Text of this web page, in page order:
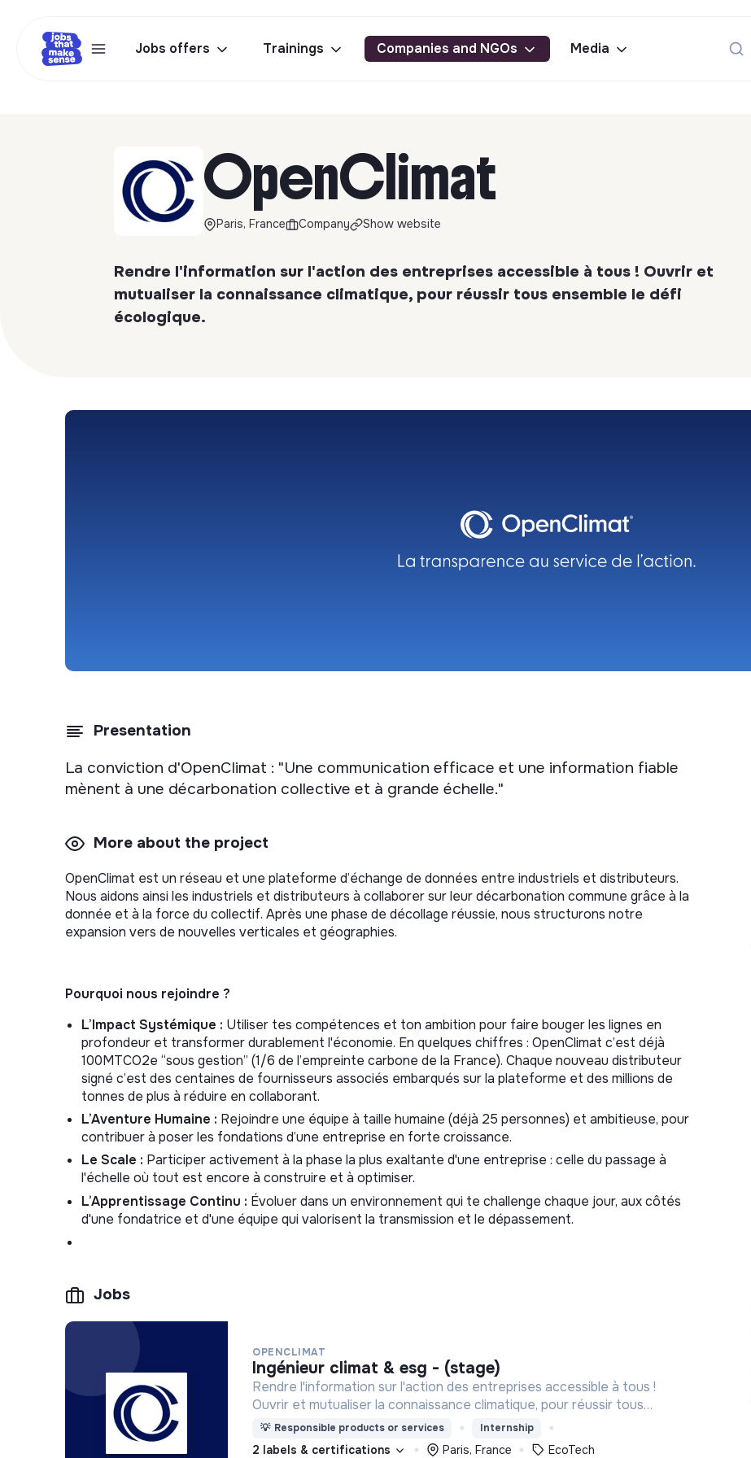
Jobs offers Trainings Companies and NGOs Media
OpenClimat
Paris, France Company Show website
Rendre l'information sur l'action des entreprises accessible à tous ! Ouvrir et
mutualiser la connaissance climatique, pour réussir tous ensemble le défi
écologique.
Presentation
La conviction d'OpenClimat : "Une communication efficace et une information fiable
mènent à une décarbonation collective et à grande échelle."
More about the project
OpenClimat est un réseau et une plateforme d’échange de données entre industriels et distributeurs.
Nous aidons ainsi les industriels et distributeurs à collaborer sur leur décarbonation commune grâce à la
donnée et à la force du collectif. Après une phase de décollage réussie, nous structurons notre
expansion vers de nouvelles verticales et géographies.
Pourquoi nous rejoindre ?
L’Impact Systémique : Utiliser tes compétences et ton ambition pour faire bouger les lignes en
profondeur et transformer durablement l'économie. En quelques chiffres : OpenClimat c’est déjà
100MTCO2e “sous gestion” (1/6 de l’empreinte carbone de la France). Chaque nouveau distributeur
signé c’est des centaines de fournisseurs associés embarqués sur la plateforme et des millions de
tonnes de plus à réduire en collaborant.
L’Aventure Humaine : Rejoindre une équipe à taille humaine (déjà 25 personnes) et ambitieuse, pour
contribuer à poser les fondations d’une entreprise en forte croissance.
Le Scale : Participer activement à la phase la plus exaltante d'une entreprise : celle du passage à
l'échelle où tout est encore à construire et à optimiser.
L’Apprentissage Continu : Évoluer dans un environnement qui te challenge chaque jour, aux côtés
d'une fondatrice et d'une équipe qui valorisent la transmission et le dépassement.
Jobs
OPENCLIMAT
ingénieur climat & esg - (stage)
Rendre l'information sur l'action des entreprises accessible à tous !
Ouvrir et mutualiser la connaissance climatique, pour réussir tous
ensemble le défi écologique.
💡 Responsible products or services Internship
2 labels & certifications Paris, France EcoTech